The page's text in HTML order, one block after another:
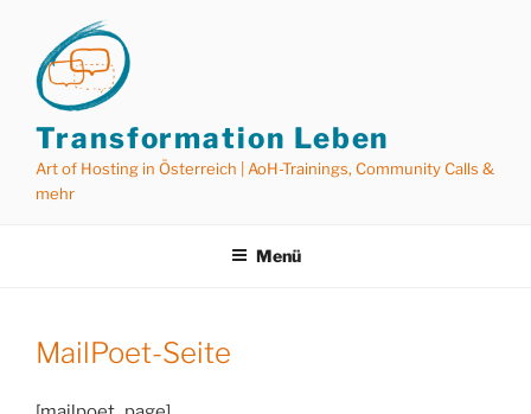
springen
Transformation Leben
Art of Hosting in Österreich | AoH-Trainings, Community Calls &
mehr
Menü
MailPoet-Seite